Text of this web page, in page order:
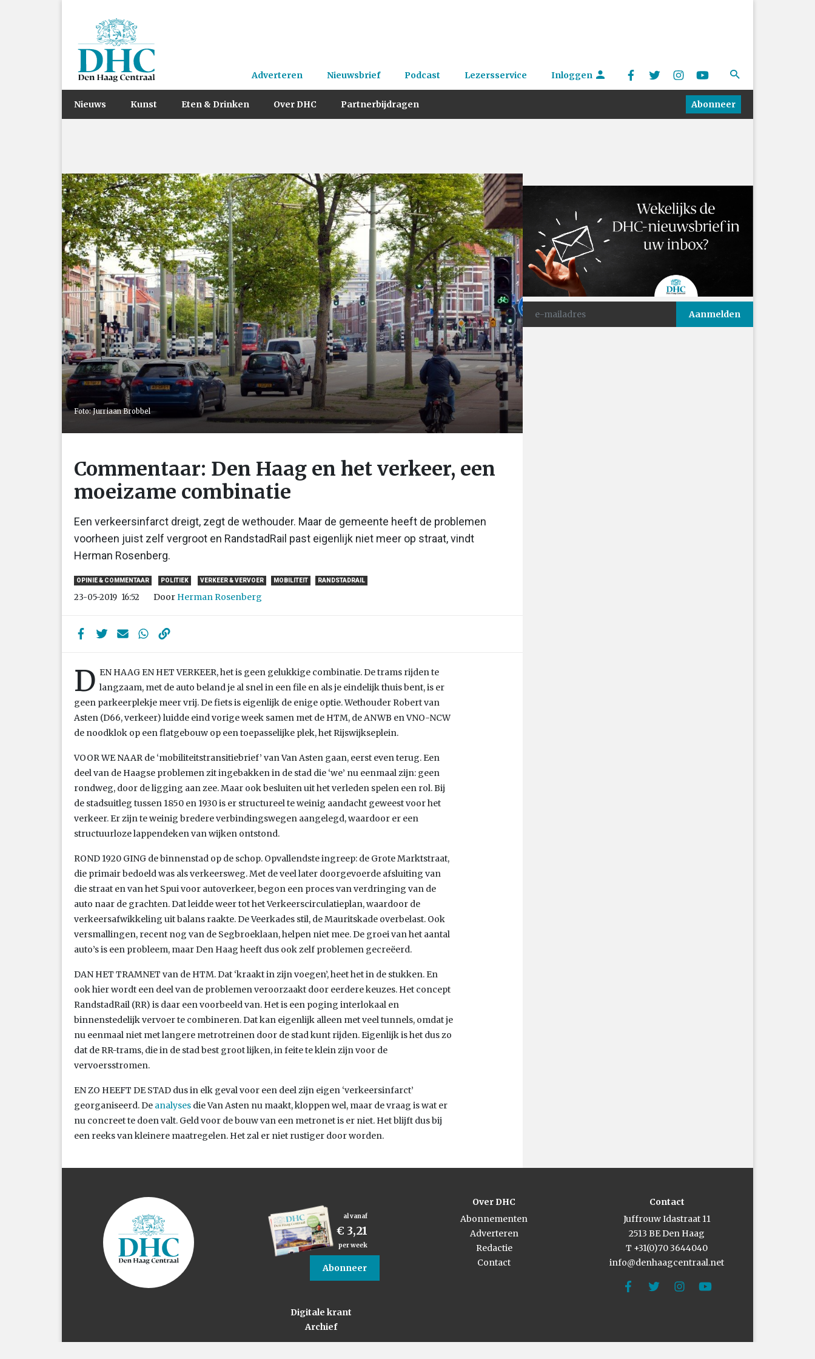
Adverteren Nieuwsbrief Podcast Lezersservice Inloggen
Nieuws Kunst Eten & Drinken Over DHC Partnerbijdragen Abonneer
Foto: Jurriaan Brobbel
Commentaar: Den Haag en het verkeer, een
moeizame combinatie
Een verkeersinfarct dreigt, zegt de wethouder. Maar de gemeente heeft de problemen
voorheen juist zelf vergroot en RandstadRail past eigenlijk niet meer op straat, vindt
Herman Rosenberg.
OPINIE & COMMENTAAR POLITIEK VERKEER & VERVOER MOBILITEIT RANDSTADRAIL
23-05-2019 16:52 Door Herman Rosenberg
D EN HAAG EN HET VERKEER, het is geen gelukkige combinatie. De trams rijden te
langzaam, met de auto beland je al snel in een file en als je eindelijk thuis bent, is er
geen parkeerplekje meer vrij. De fiets is eigenlijk de enige optie. Wethouder Robert van
Asten (D66, verkeer) luidde eind vorige week samen met de HTM, de ANWB en VNO-NCW
de noodklok op een flatgebouw op een toepasselijke plek, het Rijswijkseplein.
VOOR WE NAAR de ‘mobiliteitstransitiebrief’ van Van Asten gaan, eerst even terug. Een
deel van de Haagse problemen zit ingebakken in de stad die ‘we’ nu eenmaal zijn: geen
rondweg, door de ligging aan zee. Maar ook besluiten uit het verleden spelen een rol. Bij
de stadsuitleg tussen 1850 en 1930 is er structureel te weinig aandacht geweest voor het
verkeer. Er zijn te weinig bredere verbindingswegen aangelegd, waardoor er een
structuurloze lappendeken van wijken ontstond.
ROND 1920 GING de binnenstad op de schop. Opvallendste ingreep: de Grote Marktstraat,
die primair bedoeld was als verkeersweg. Met de veel later doorgevoerde afsluiting van
die straat en van het Spui voor autoverkeer, begon een proces van verdringing van de
auto naar de grachten. Dat leidde weer tot het Verkeerscirculatieplan, waardoor de
verkeersafwikkeling uit balans raakte. De Veerkades stil, de Mauritskade overbelast. Ook
versmallingen, recent nog van de Segbroeklaan, helpen niet mee. De groei van het aantal
auto’s is een probleem, maar Den Haag heeft dus ook zelf problemen gecreëerd.
DAN HET TRAMNET van de HTM. Dat ‘kraakt in zijn voegen’, heet het in de stukken. En
ook hier wordt een deel van de problemen veroorzaakt door eerdere keuzes. Het concept
RandstadRail (RR) is daar een voorbeeld van. Het is een poging interlokaal en
binnenstedelijk vervoer te combineren. Dat kan eigenlijk alleen met veel tunnels, omdat je
nu eenmaal niet met langere metrotreinen door de stad kunt rijden. Eigenlijk is het dus zo
dat de RR-trams, die in de stad best groot lijken, in feite te klein zijn voor de
vervoersstromen.
EN ZO HEEFT DE STAD dus in elk geval voor een deel zijn eigen ‘verkeersinfarct’
georganiseerd. De analyses die Van Asten nu maakt, kloppen wel, maar de vraag is wat er
nu concreet te doen valt. Geld voor de bouw van een metronet is er niet. Het blijft dus bij
een reeks van kleinere maatregelen. Het zal er niet rustiger door worden.
al vanaf
€ 3,21
per week
Abonneer
Digitale krant
Archief
Over DHC
Abonnementen
Adverteren
Redactie
Contact
Contact
Juffrouw Idastraat 11
2513 BE Den Haag
T +31(0)70 3644040
info@denhaagcentraal.net